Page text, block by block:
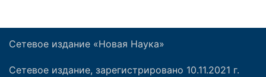
Сетевое издание «Новая Наука»
Сетевое издание, зарегистрировано 10.11.2021 г.